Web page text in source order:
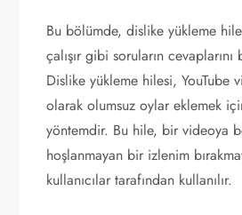
Bu bölümde, dislike yükleme
çalışır gibi soruların cevaplarını
Dislike yükleme hilesi, YouTube
olarak olumsuz oylar eklemek
yöntemdir. Bu hile, bir videoya
hoşlanmayan bir izlenim
kullanıcılar tarafından kullanılır.